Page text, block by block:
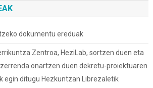
dokumentu ereduak
Zentroa, HeziLab, sortzen duen eta
onartzen duen dekretu-proiektuaren
egin ditugu Hezkuntzan Librezaletik